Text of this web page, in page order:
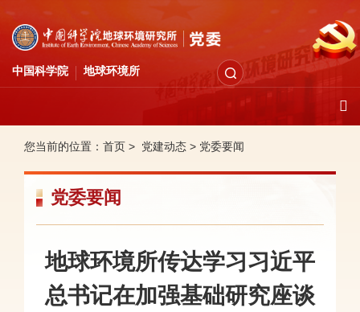
中国科学院 地球环境所
您当前的位置： 首页 > 党建动态 > 党委要闻
党委要闻
地球环境所传达学习习近平
总书记在加强基础研究座谈